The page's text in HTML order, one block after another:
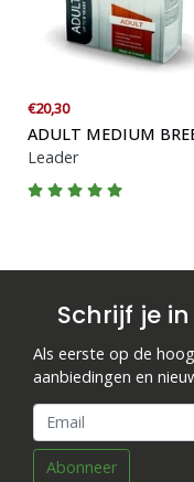
€20,30
ADULT MEDIUM
Leader
Schrijf je
Als eerste op de
aanbiedingen en
Abonneer